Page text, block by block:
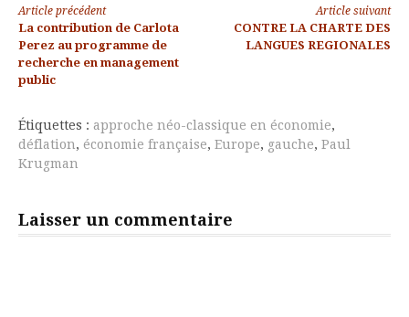
Lire
la
suite
Article précédent
La contribution de Carlota
Perez au programme de
recherche en management
public
Article suivant
CONTRE LA CHARTE DES
LANGUES REGIONALES
Étiquettes : approche néo-classique en économie,
déflation, économie française, Europe, gauche, Paul
Krugman
Laisser un commentaire